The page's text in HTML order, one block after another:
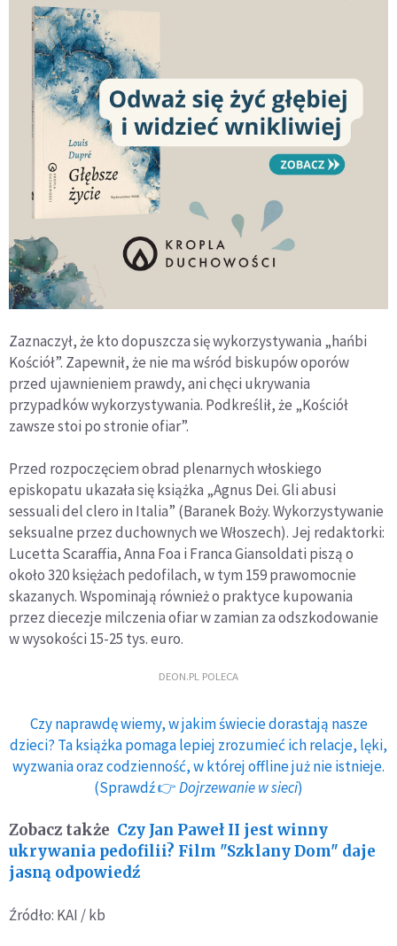
Zaznaczył, że kto dopuszcza się wykorzystywania „hańbi
Kościół”. Zapewnił, że nie ma wśród biskupów oporów
przed ujawnieniem prawdy, ani chęci ukrywania
przypadków wykorzystywania. Podkreślił, że „Kościół
zawsze stoi po stronie ofiar”.
Przed rozpoczęciem obrad plenarnych włoskiego
episkopatu ukazała się książka „Agnus Dei. Gli abusi
sessuali del clero in Italia” (Baranek Boży. Wykorzystywanie
seksualne przez duchownych we Włoszech). Jej redaktorki:
Lucetta Scaraffia, Anna Foa i Franca Giansoldati piszą o
około 320 księżach pedofilach, w tym 159 prawomocnie
skazanych. Wspominają również o praktyce kupowania
przez diecezje milczenia ofiar w zamian za odszkodowanie
w wysokości 15-25 tys. euro.
DEON.PL POLECA
Czy naprawdę wiemy, w jakim świecie dorastają nasze
dzieci? Ta książka pomaga lepiej zrozumieć ich relacje, lęki,
wyzwania oraz codzienność, w której offline już nie istnieje.
(Sprawdź 👉Dojrzewanie w sieci)
Zobacz także Czy Jan Paweł II jest winny
ukrywania pedofilii? Film "Szklany Dom" daje
jasną odpowiedź
Źródło: KAI / kb